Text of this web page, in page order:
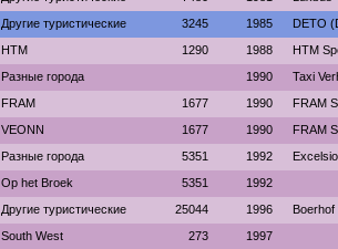
Другие туристические 3245 1985 DETO
HTM 1290 1988 HTM
Разные города 1990 Taxi
FRAM 1677 1990 FRAM
VEONN 1677 1990 FRAM
Разные города 5351 1992
Op het Broek 5351 1992
Другие туристические 25044 1996 Boerhof
South West 273 1997